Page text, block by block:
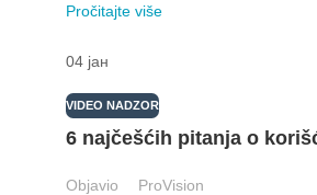
Pročitajte više
04 јан
VIDEO NADZOR
6 najčešćih pitanja o
Objavio ProVision